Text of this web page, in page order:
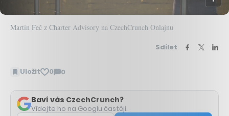
Martin Feč z Charter Advisory na CzechCrunch Onlajnu
Sdílet
Uložit 0 0
Zobrazit
Baví vás CzechCrunch?
Vídejte ho na Googlu častěji.